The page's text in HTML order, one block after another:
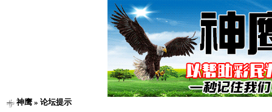
神鹰» 论坛提示